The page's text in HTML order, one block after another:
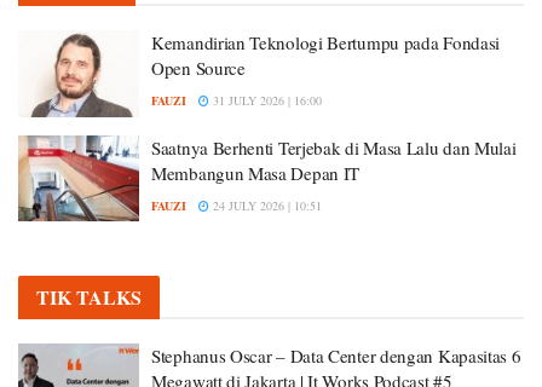
Kemandirian Teknologi Bertumpu pada Fondasi
Open Source
FAUZI 31 JULY 2026 | 16:00
Saatnya Berhenti Terjebak di Masa Lalu dan Mulai
Membangun Masa Depan IT
FAUZI 24 JULY 2026 | 10:51
TIK TALKS
Stephanus Oscar – Data Center dengan Kapasitas 6
Megawatt di Jakarta | It Works Podcast #5